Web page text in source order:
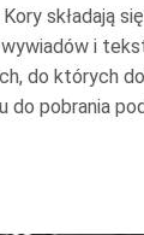
składają
i
do których
do pobrania